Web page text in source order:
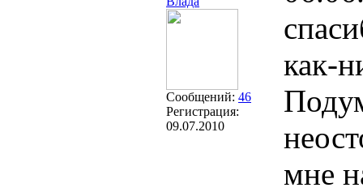
Сообщений: 46
Регистрация:
09.07.2010
как-
мне